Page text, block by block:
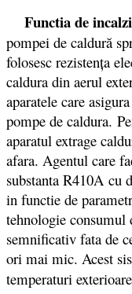
Functia de
pompei de caldură
folosesc rezistenţa
caldura din aerul
aparatele care
pompe de caldura.
aparatul extrage
afara. Agentul care
substanta R410A cu
in functie de
tehnologie consumul
semnificativ fata de
ori mai mic. Acest
temperaturi